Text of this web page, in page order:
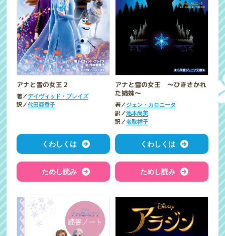
アナと雪の女王２
著／デイヴィッド・ブレイズ
訳／代田亜香子
くわしくは
ためし読み
アナと雪の女王 ～ひきさかれ
た姉妹～
著／ジェン・カロニータ
訳／池本尚美
訳／名取祥子
くわしくは
ためし読み